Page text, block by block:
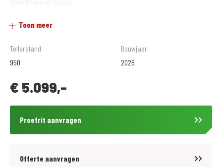
Grote kledingafdeling met zeer veel keus.
Toon meer
Tellerstand
950
Bouwjaar
2026
€ 5.099,-
Proefrit aanvragen
Offerte aanvragen